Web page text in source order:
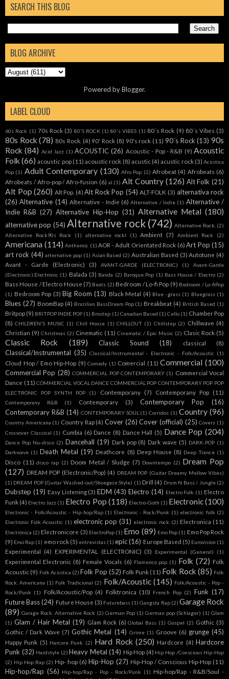
SEARCH THIS BLOG
BLOG ARCHIVE
Powered byBlogger.
LABEL CLOUD
60s Rock (1) 70s Rock (3) 80'S ROCK (1) 80's VIBES (1) 80´s Rock (9) 80´s Vibes (3)
80s Rock (78) 80s Rock. (4) 90' Rock (8) 90's rock (11) 90´s Rock (13) 90s
Rock (84) Acid Jazz (1) ACOUSTIC (26) Acoustic - Pop - R&B (9) Acoustic
Folk (66) acoustic pop (11) acoustic rock (8) acustic (4) acustic rock (3) Acústica
Pop (1) Adult Contemporary (130) Afro Pop (2) Afrobeat (4) Afrobeats (6)
Afrobeats / Afro-pop / Afro-fusion (6) al (1) Alt Country (126) Alt Folk (21)
Alt Pop (260) Alt Pop. (4) Alt Rock Pop (54) ALT-FOLK (3) alternativa rock
(26) Alternative (14) Alternative - Indie (6) Alternative / Indie (1) Alternative /
Indie R&B (27) Alternative Hip-Hop (31) Alternative Metal (180)
alternative pop (54) Alternative rock (742) Alternative Rock. (2)
Alternative Rock90s Rock
(1) alternative rockl (1) Ambient (7) Ambient Rock (2)
Americana (114) Anthemic (1) AOR - Adult Orientated Rock (6) Art Pop (15)
art rock (44) arternative pop (1) Asian Based (2) Australian Based (3) Autotune (4)
Avant - Garde (Electronic)
(3) AVANT-GARDE (ELECTRONIC) (1)
Avant-Garde
(Electronic).Electronic (1) Balada (3) Banda (2) Baroque Pop (1) Bass House / Electro (2)
Bass House / Electro House (7) Beats (2) Bedroom / Lo-fi Pop (9) Bedroom / Lo-fiPop
(1) Bedroom Pop (3) Big Room (13) Black Metal (4) Blue -grass (1) Bluegrass (1)
Blues (27) BoomBap (4) Brazilian BassDream Pop (1) Breakbeat (4) British Based (1)
Britpop (9) BRITPOP INDIE POP (1) Brostep (1) Canadian Based (1) Cello (1) Chamber Pop
(8) CHILDREN'S MUSIC (1) Chill House (1) CHILLOUT (1) Chillstep (2) Chillwave (4)
Christian (9) Christmas (2) Cinematic (11) Cinematic / Epic Music (2) Clasic Rock (5)
Classic Rock (189) Classic Sound (18) classical (8)
Classical/Instrumental (35) Classical/Instrumental - Electronic - Folk/Acoustic (1)
Cloud Hop / Emo Hip-Hop (9) Comedy (1) Comercial (11) Commercial (100)
Commercial Pop (28) COMMERCIAL POP CONTEMPORARY (1) Commercial Vocal
Dance (11) COMMERCIAL VOCAL DANCE COMMERCIAL POP CONTEMPORARY POP POP
ELECTRONIC POP SYNTH POP
(1) Contemporany (7) Contemporany Pop (11)
Contemporany R&B (1) Contemporary (3) Contemporary Pop
(16)
Contemporary R&B (14) CONTEMPORARY SOUL (1) Corridos (1) Country (96)
Country Americana (1) Country Rap (4) Cover (26) Cover (official) (25) Covers (1)
Crossover Classical (1) Cumbia (6) Dance (8) Dance Hall (5) Dance Pop (204)
Dance Pop Nu-disco (2) Dancehall (19) Dark pop (8) Dark wave (5) DARK-POP (1)
Darkwave (1) Death Metal (19) Deathcore (8) Deep House (8) Deep Trance (1)
Disco (11) disco rap (2) Doom Metal / Sludge (7) Downtempo (2) Dream Pop
(127) DREAM POP (Electronic/Pop) (4) DREAM POP (Guitar Dreamy Mellow Vibes)
(1) DREAM POP (Guitar Washed-out/Shoegaze Style) (1) Drill (4) Drum N Bass / Jungle (2)
Dubstep (19) Easy Listening (3) EDM (43) Electro (14) Electro Folk (1) Electro
Funk (4) Electro Jazz (1) Electro Pop (118) Electro-Goth (1) Electronic(100)
Electronic - Folk/Acoustic - Hip-hop/Rap (1) Electronic - Rock/Punk (1) electronic folk (2)
Electronic Folk Acoustic (1) electronic pop (31) electronic rock (2) Electronica (11)
Electrónica (2) Electronicore (3) ElectroPop (1) Emo (89) Emo Pop (1) Emo Pop Rock
(9) Emo Rap (1) emo rock (5) entrevistas (1) epic (16) Europe Based (5) Eurovision (1)
Experimental (4) EXPERIMENTAL (ELECTRONIC) (3) Experimental (General) (1)
Experimental Electronic (8) Female Vocals (6) Flamenco pop (1) Folk (72) Folk
Acoustic (9) Folk Acústica (2) Folk Pop (52) Folk Punk (11) Folk Rock (85) Folk
Rock. Americana (1) Folk Tradicional (2) Folk/Acoustic (145) Folk/Acoustic - Pop -
Rock/Punk (1) Folk/Acoustic/Pop (4) Folktronica (10) French Pop (2) Funk (17)
Future Bass (24) Future House (3) Futurebass (1) Gangsta Rap (2) Garage Rock
(89) Garage Rock. Alternative Rock (2) German Pop (1) German pop (Schlager) (1) Glam
(1) Glam / Hair Metal (19) Glam Rock (6) Global Bass (1) Gospel (2) Gothic (3)
Gothic / Dark Wave (7) Gothic Metal (14) Grime (1) Groove (6) grunge (45)
Happy Punk (5) Harcore Punk (2) Hard Rock (250) Hardcore (4) Hardcore
Punk (32) Hardstyle (2) Heavy Metal (14) Hip Hop (4) Hip Hop /Conscious Hip-Hop
(2) Hip Hop Rap (2) Hip- hop (6) Hip-Hop (27) Hip-Hop / Conscious Hip-Hop (11)
Hip-hop/Rap (56) Hip-hop/Rap - Pop - Rock/Punk (1) Hip-hop/Rap - R&B/Soul -